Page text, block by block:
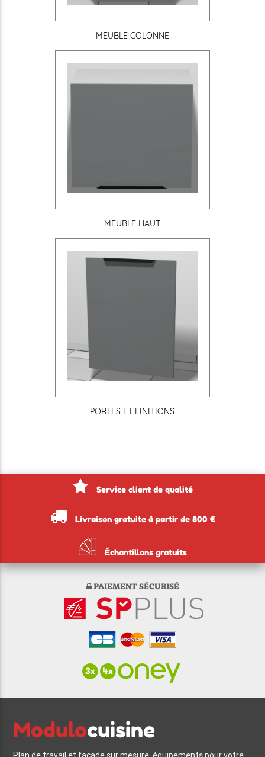
MEUBLE COLONNE
MEUBLE HAUT
PORTES ET FINITIONS
Service client de qualité
Livraison gratuite à partir de 800 €
Échantillons gratuits
PAIEMENT SÉCURISÉ
Modulocuisine